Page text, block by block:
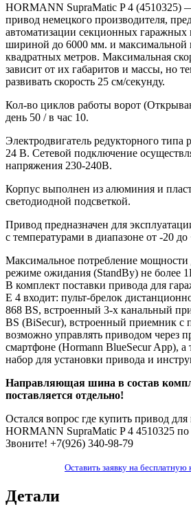
HORMANN SupraMatic P 4 (4510325)
привод немецкого производителя,
автоматизации секционных гаражных
шириной до 6000 мм. и максимальной
квадратных метров. Максимальная
зависит от их габаритов и массы, но
развивать скорость 25 см/секунду.
Кол-во циклов работы ворот
день 50 / в час 10.
Электродвигатель редукторного типа
24 В. Сетевой подключение
напряжения 230-240В.
Корпус выполнен из алюминия и
светодиодной подсветкой.
Привод предназначен для
с температурами в диапазоне от -20
Максимальное потребление мощности
режиме ожидания (StandBy) не более
В комплект поставки привода для
E 4 входит: пульт-брелок
868 BS, встроенный 3-х канальный
BS (BiSecur), встроенный приемник с
возможно управлять приводом через
смартфоне (Hormann BlueSecur App),
набор для установки привода и
Направляющая шина в состав
поставляется отдельно!
Остался вопрос где купить привод
HORMANN SupraMatic P 4 4510325 по
Звоните! +7(926) 340-98-79
Оставить заявку на бесплатную
Детали